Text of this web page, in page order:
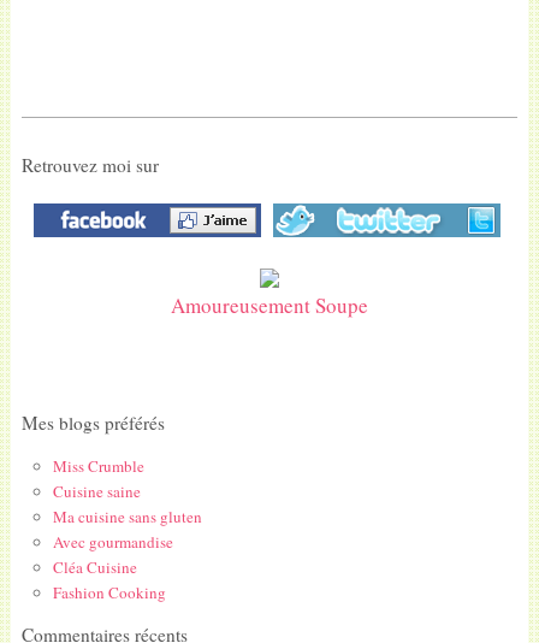
Retrouvez moi sur
Amoureusement Soupe
Mes blogs préférés
Miss Crumble
Cuisine saine
Ma cuisine sans gluten
Avec gourmandise
Cléa Cuisine
Fashion Cooking
Commentaires récents